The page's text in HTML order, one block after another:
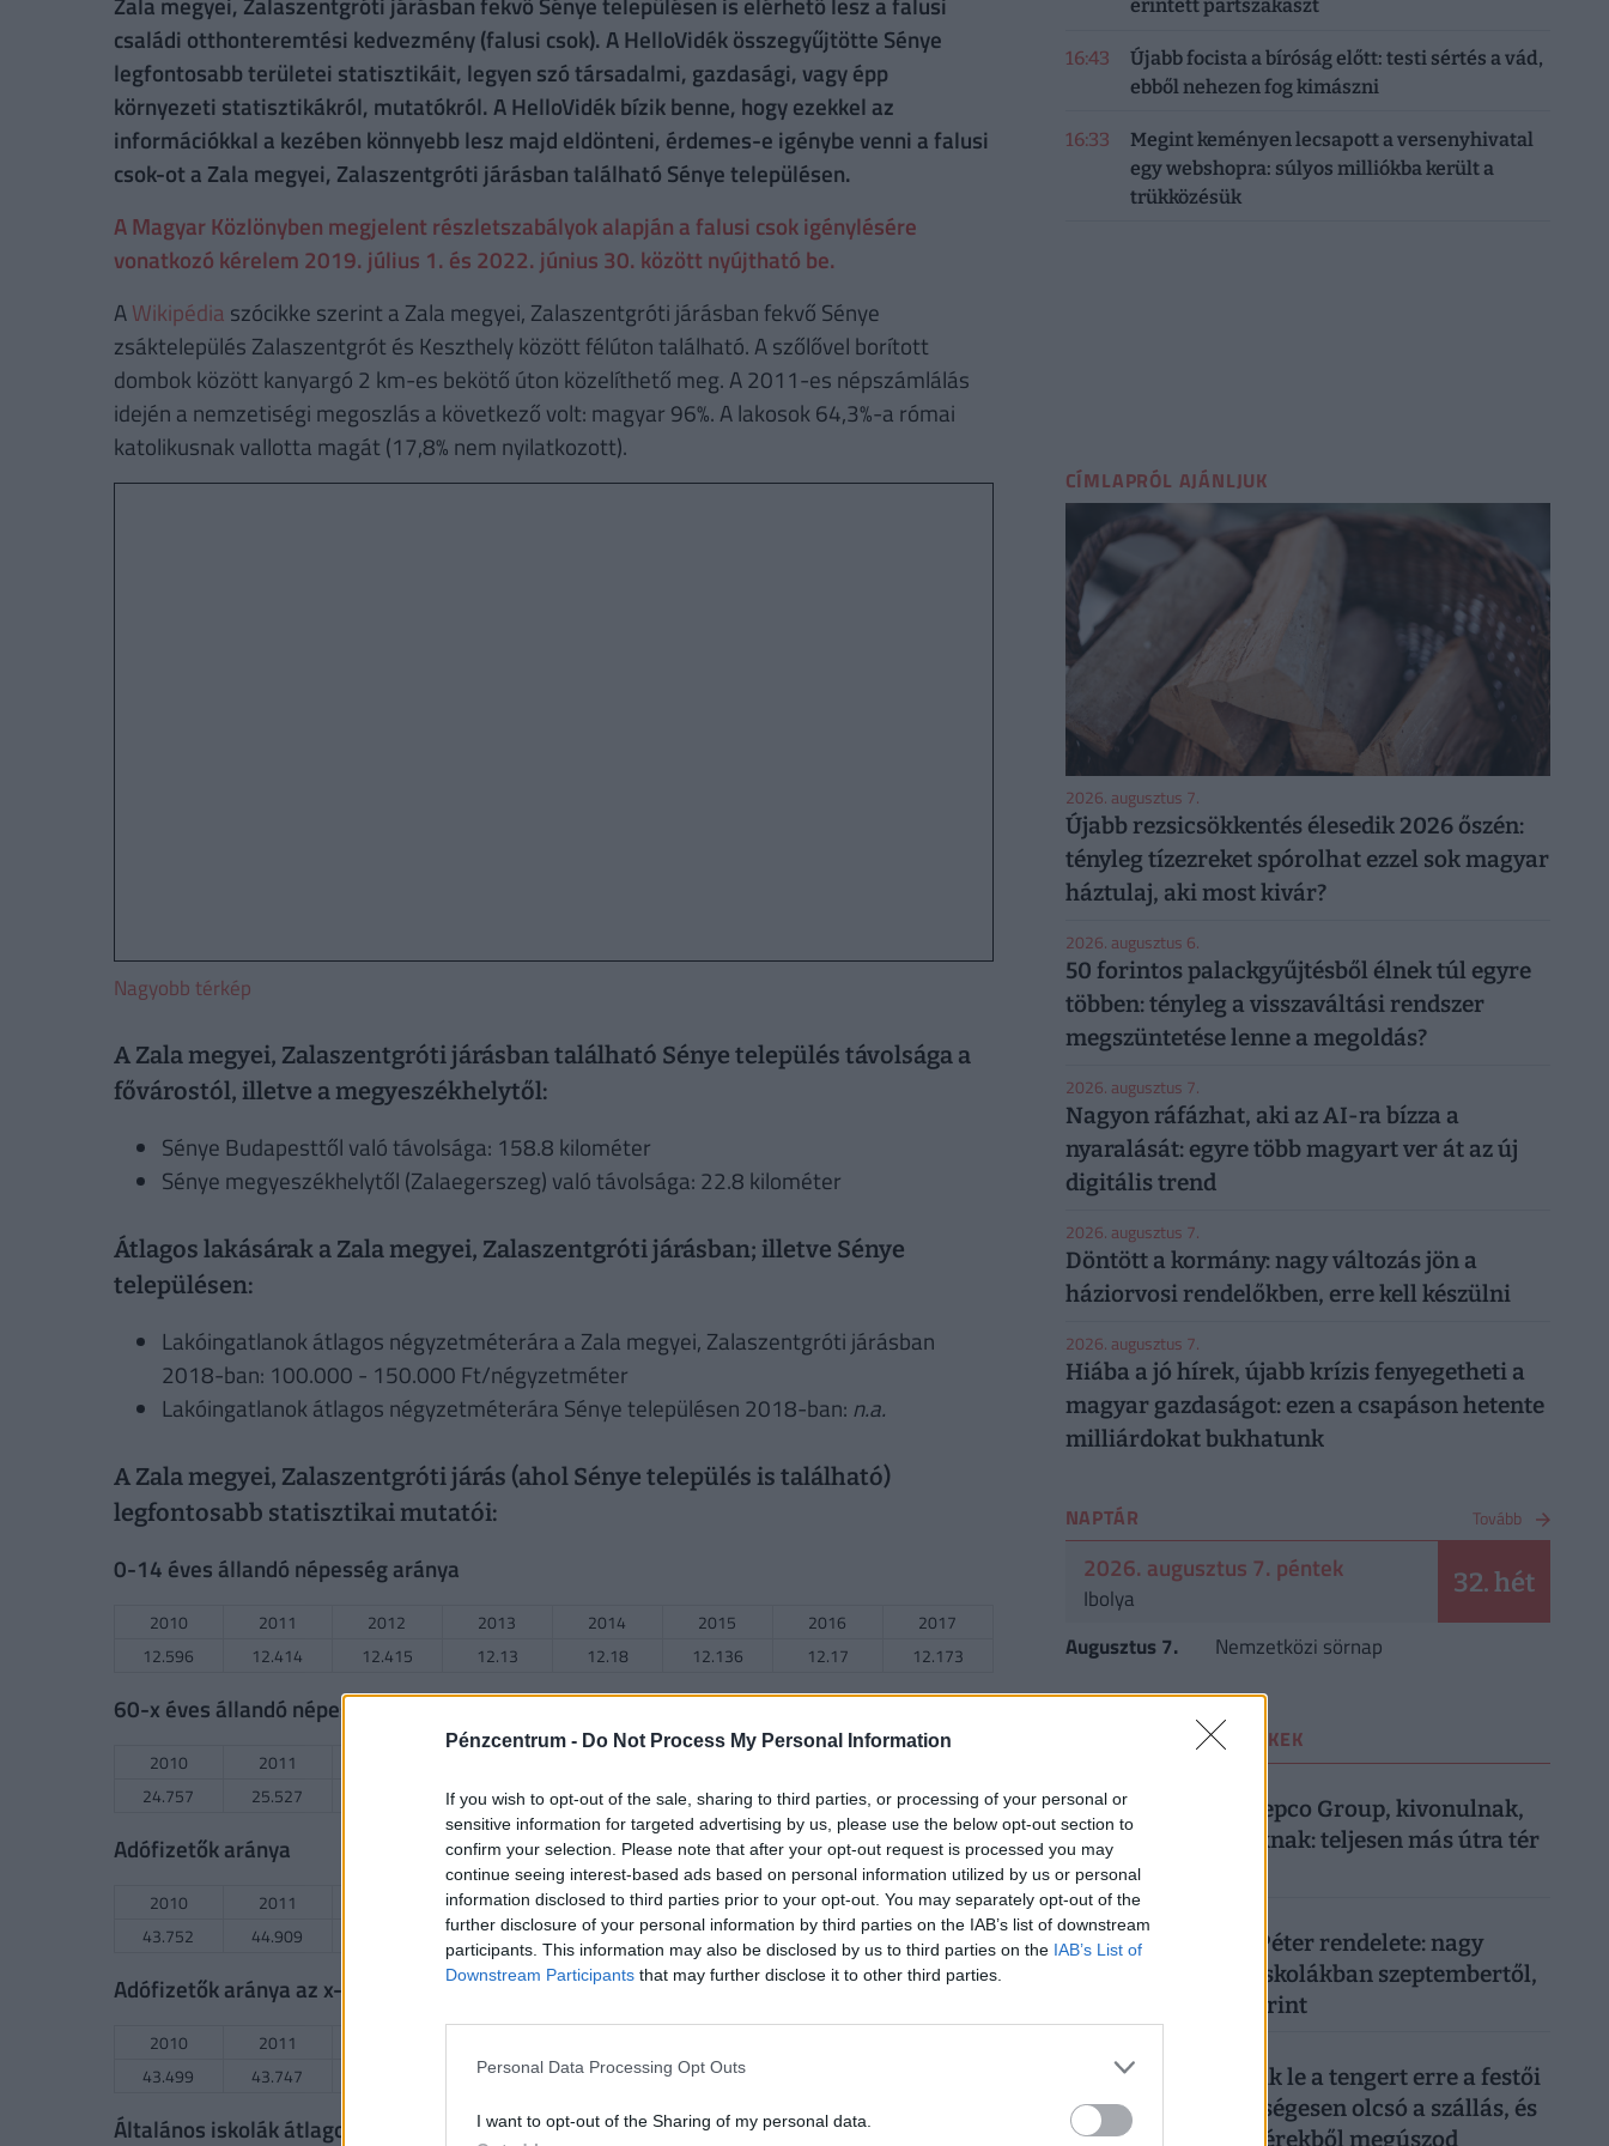
Pénzcentrum - Do Not Process My Personal Information
If you wish to opt-out of the sale, sharing to third parties, or processing of your personal or
sensitive information for targeted advertising by us, please use the below opt-out section to
confirm your selection. Please note that after your opt-out request is processed you may
continue seeing interest-based ads based on personal information utilized by us or personal
information disclosed to third parties prior to your opt-out. You may separately opt-out of the
further disclosure of your personal information by third parties on the IAB’s list of downstream
participants. This information may also be disclosed by us to third parties on the IAB’s List of
Downstream Participants that may further disclose it to other third parties.
Personal Data Processing Opt Outs
I want to opt-out of the Sharing of my personal data.
családi otthonteremtési kedvezmény (falusi csok). A HelloVidék összegyűjtötte Sénye
legfontosabb területei statisztikáit, legyen szó társadalmi, gazdasági, vagy épp
környezeti statisztikákról, mutatókról. A HelloVidék bízik benne, hogy ezekkel az
információkkal a kezében könnyebb lesz majd eldönteni, érdemes-e igénybe venni a falusi
csok-ot a Zala megyei, Zalaszentgróti járásban található Sénye településen.
A Magyar Közlönyben megjelent részletszabályok alapján a falusi csok igénylésére
vonatkozó kérelem 2019. július 1. és 2022. június 30. között nyújtható be.
AWikipédia szócikke szerint a Zala megyei, Zalaszentgróti járásban fekvő Sénye
zsáktelepülés Zalaszentgrót és Keszthely között félúton található. A szőlővel borított
dombok között kanyargó 2 km-es bekötő úton közelíthető meg. A 2011-es népszámlálás
idején a nemzetiségi megoszlás a következő volt: magyar 96%. A lakosok 64,3%-a római
katolikusnak vallotta magát (17,8% nem nyilatkozott).
Nagyobb térkép
A Zala megyei, Zalaszentgróti járásban található Sénye település távolsága a
fővárostól, illetve a megyeszékhelytől:
Sénye Budapesttől való távolsága: 158.8 kilométer
Sénye megyeszékhelytől (Zalaegerszeg) való távolsága: 22.8 kilométer
Átlagos lakásárak a Zala megyei, Zalaszentgróti járásban; illetve Sénye
településen:
Lakóingatlanok átlagos négyzetméterára a Zala megyei, Zalaszentgróti járásban
2018-ban: 100.000 - 150.000 Ft/négyzetméter
Lakóingatlanok átlagos négyzetméterára Sénye településen 2018-ban: n.a.
A Zala megyei, Zalaszentgróti járás (ahol Sénye település is található)
legfontosabb statisztikai mutatói:
0-14 éves állandó népesség aránya
2010 2011 2012 2013 2014 2015 2016
2017
12.596
12.414 12.415 12.13 12.18 12.136 12.17 12.173
60-x éves állandó népesség aránya
2010 2011
24.757
25.527 26.906 27.515 28.392 28.822 29.539
Adófizetők aránya
2010 2011 2013 2014 2015 2016
2017
43.752
44.909 44.289 46.653 46.961 50.532 n.a.
Adófizetők aránya az x-1 millió FT-os sávon
2010 2011
43.499
43.747 37.162 36.505 34.273
Általános iskolák átlagos tanulólétszáma
érintett partszakaszt
16:43
Újabb focista a bíróság előtt: testi sértés a vád,
ebből nehezen fog kimászni
16:33
Megint keményen lecsapott a versenyhivatal
egy webshopra: súlyos milliókba került a
trükközésük
CÍMLAPRÓL AJÁNLJUK
2026. augusztus 7.
Újabb rezsicsökkentés élesedik 2026 őszén:
tényleg tízezreket spórolhat ezzel sok magyar
háztulaj, aki most kivár?
2026. augusztus 6.
50 forintos palackgyűjtésből élnek túl egyre
többen: tényleg a visszaváltási rendszer
megszüntetése lenne a megoldás?
2026. augusztus 7.
Nagyon ráfázhat, aki az AI-ra bízza a
nyaralását: egyre több magyart ver át az új
digitális trend
2026. augusztus 7.
Döntött a kormány: nagy változás jön a
háziorvosi rendelőkben, erre kell készülni
2026. augusztus 7.
Hiába a jó hírek, újabb krízis fenyegetheti a
magyar gazdaságot: ezen a csapáson hetente
milliárdokat bukhatunk
NAPTÁR Tovább
2026. augusztus 7. péntek
Ibolya 32. hét
Augusztus 7. Nemzetközi sörnap
LEGOLVASOTTABB CIKKEK
1 Most közölte a Pepco Group, kivonulnak,
vége egy korszaknak: teljesen más útra tér
át a boltlánc
2 OKTATÁS
Itt van Magyar Péter rendelete: nagy
változás jön az iskolákban szeptembertől,
minden diákot érint
Tömegek cserélik le a tengert erre a festői
vízpartra: nevetségesen olcsó a szállás, és
a vacsorát is fillérekből megúszod